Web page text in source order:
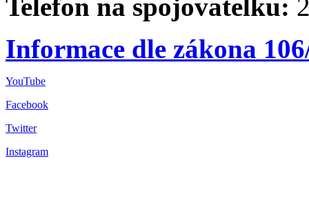
Telefon na spojovatelku:
Informace dle zákona
YouTube
Facebook
Twitter
Instagram